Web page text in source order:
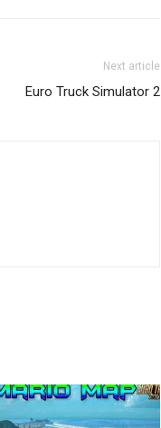
Next article
Euro Truck Simulator 2